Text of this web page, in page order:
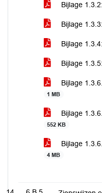
Bijlage
Bijlage
Bijlage
Bijlage
Bijlage
1 MB
Bijlage
552 KB
Bijlage
4 MB